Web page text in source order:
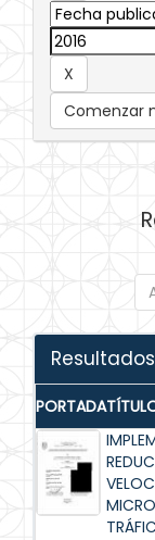
Comenzar
PORTADA